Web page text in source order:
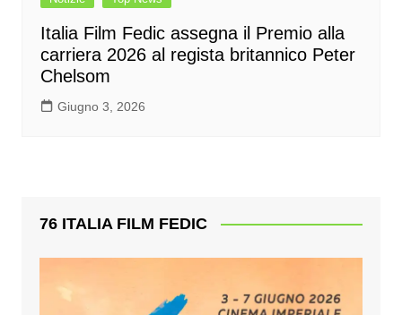
Italia Film Fedic assegna il Premio alla
carriera 2026 al regista britannico Peter
Chelsom
Giugno 3, 2026
76 ITALIA FILM FEDIC